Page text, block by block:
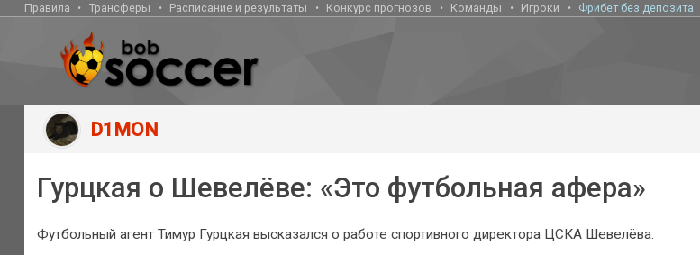
Правила Трансферы Расписание и результаты Конкурс прогнозов Команды Игроки Фрибет без депозита
D1MON
Гурцкая о Шевелёве: «Это футбольная афера»
Футбольный агент Тимур Гурцкая высказался о работе спортивного директора ЦСКА Шевелёва.